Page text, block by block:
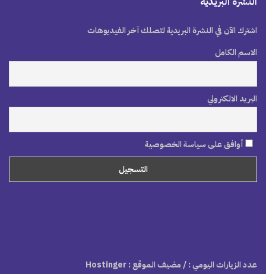
اشترك الآن في النشرة البريدية لتصلك آخر الفيديوهات
الاسم الكامل
البريد الالكتروني
أوافق على سياسة الخصوصية
عدد الزيارات اليومي :/ مضيف الموقع : Hostinger